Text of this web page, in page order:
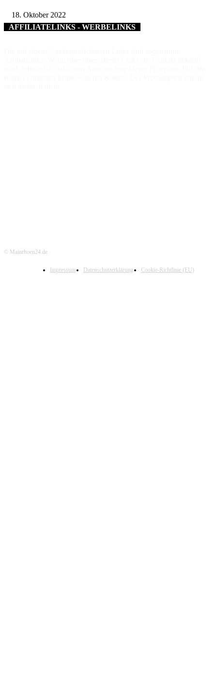
18. Oktober 2022
AFFILIATELINKS - WERBELINKS
© Mainrhoen24.de
Impressum Datenschutzerklärung Cookie-Richtlinie (EU)